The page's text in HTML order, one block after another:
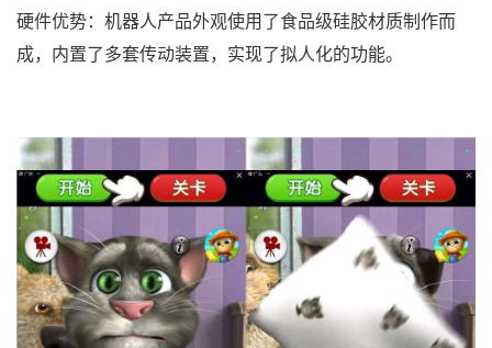
硬件优势：机器人产品外观使用了食品级硅胶材质制作而
成，内置了多套传动装置，实现了拟人化的功能。